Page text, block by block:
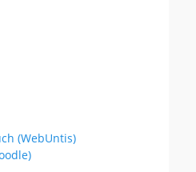
(WebUntis)